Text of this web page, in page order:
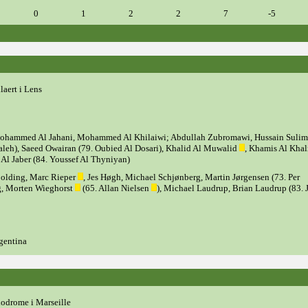
0
1 2 2 7 -5
i Lens
Al Jahani, Mohammed Al Khilaiwi; Abdullah Zubromawi, Hussain
Saeed Owairan (79. Oubied Al Dosari), Khalid Al Muwalid
, Khamis Al
Jaber (84. Youssef Al Thyniyan)
Marc Rieper
, Jes Høgh, Michael Schjønberg, Martin Jørgensen (73. Per
Morten Wieghorst
(65. Allan Nielsen ), Michael Laudrup, Brian Laudrup (83.
i Marseille